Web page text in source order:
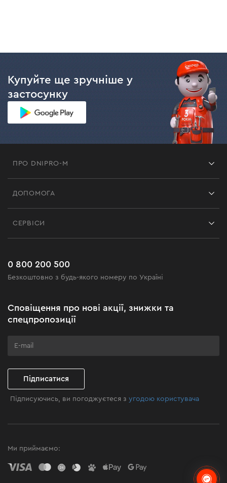
Купуйте ще зручніше у
застосунку
ПРО DNIPRO-M
Чорна п'ятниця
Клуб майстерності
ДОПОМОГА
Поширені запитання
СЕРВІСИ
0 800 200 500
Безкоштовно з будь-якого номеру по Україні
Сповіщення про нові акції, знижки та
спецпропозиції
Підписатися
Підписуючись, ви погоджуєтеся зугодою користувача
Ми приймаємо: